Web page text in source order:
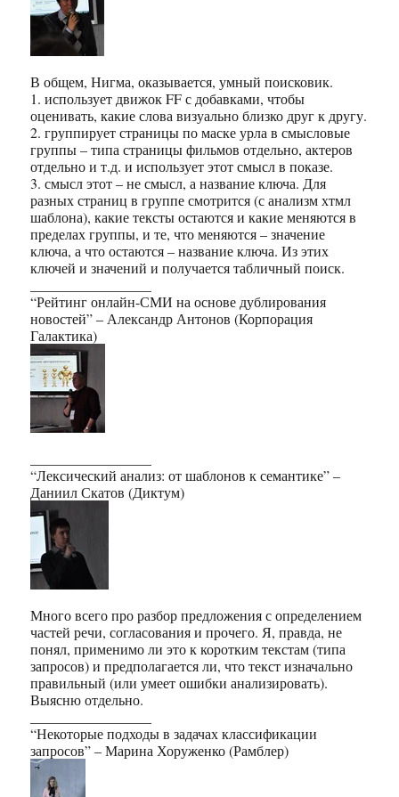
В общем, Нигма, оказывается, умный поисковик.
1. использует движок FF с добавками, чтобы
оценивать, какие слова визуально близко друг к другу.
2. группирует страницы по маске урла в смысловые
группы – типа страницы фильмов отдельно, актеров
отдельно и т.д. и использует этот смысл в показе.
3. смысл этот – не смысл, а название ключа. Для
разных страниц в группе смотрится (с анализм хтмл
шаблона), какие тексты остаются и какие меняются в
пределах группы, и те, что меняются – значение
ключа, а что остаются – название ключа. Из этих
ключей и значений и получается табличный поиск.
“Рейтинг онлайн-СМИ на основе дублирования
новостей” – Александр Антонов (Корпорация
Галактика)
“Лексический анализ: от шаблонов к семантике” –
Даниил Скатов (Диктум)
Много всего про разбор предложения с определением
частей речи, согласования и прочего. Я, правда, не
понял, применимо ли это к коротким текстам (типа
запросов) и предполагается ли, что текст изначально
правильный (или умеет ошибки анализировать).
Выясню отдельно.
“Некоторые подходы в задачах классификации
запросов” – Марина Хоруженко (Рамблер)